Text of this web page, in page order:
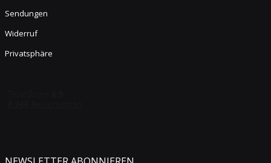
Sendungen
Widerruf
Privatsphäre